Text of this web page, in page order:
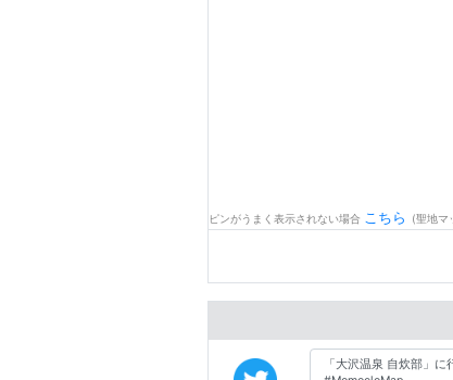
ピンがうまく表示されない場合 こちら (聖地マ